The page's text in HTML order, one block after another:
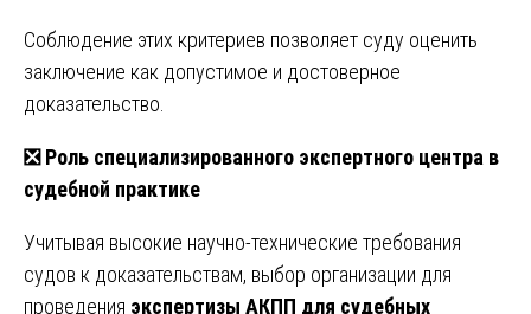
Соблюдение этих критериев позволяет суду оценить
заключение как допустимое и достоверное
доказательство.
❎Роль специализированного экспертного центра в
судебной практике
Учитывая высокие научно-технические требования
судов к доказательствам, выбор организации для
проведения экспертизы АКПП для судебных